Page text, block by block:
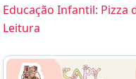
Educação Infantil: Pizza
Leitura